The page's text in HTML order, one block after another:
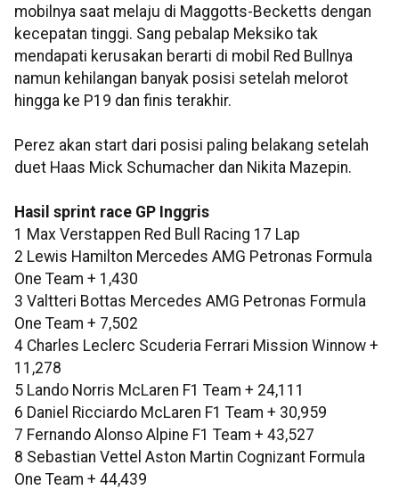
mobilnya saat melaju di Maggotts-Becketts dengan
kecepatan tinggi. Sang pebalap Meksiko tak
mendapati kerusakan berarti di mobil Red Bullnya
namun kehilangan banyak posisi setelah melorot
hingga ke P19 dan finis terakhir.
Perez akan start dari posisi paling belakang setelah
duet Haas Mick Schumacher dan Nikita Mazepin.
Hasil sprint race GP Inggris
1 Max Verstappen Red Bull Racing 17 Lap
2 Lewis Hamilton Mercedes AMG Petronas Formula
One Team + 1,430
3 Valtteri Bottas Mercedes AMG Petronas Formula
One Team + 7,502
4 Charles Leclerc Scuderia Ferrari Mission Winnow +
11,278
5 Lando Norris McLaren F1 Team + 24,111
6 Daniel Ricciardo McLaren F1 Team + 30,959
7 Fernando Alonso Alpine F1 Team + 43,527
8 Sebastian Vettel Aston Martin Cognizant Formula
One Team + 44,439